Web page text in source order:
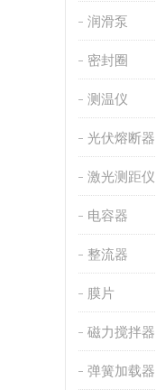
润滑泵
密封圈
测温仪
光伏熔断器
激光测距仪
电容器
整流器
膜片
磁力搅拌器
弹簧加载器